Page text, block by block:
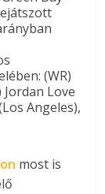
(WR)
Jordan Love
Angeles),
most is